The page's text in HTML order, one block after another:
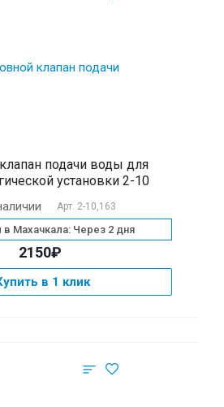
подачи воды для
установки 2-10
Арт. 2-10,163
Махачкала: Через 2 дня
2150₽
в 1 клик